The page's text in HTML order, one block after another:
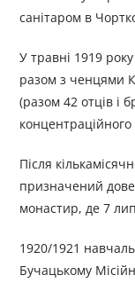
санітаром в
У травні 1919
разом з ченцями
(разом 42 отців і
концентраційного
Після
призначений
монастир, де 7
1920/1921
Бучацькому